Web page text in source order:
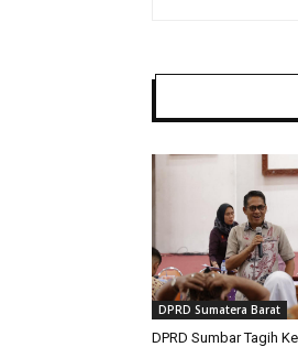
DPRD Sumatera Barat
DPRD Sumbar Tagih